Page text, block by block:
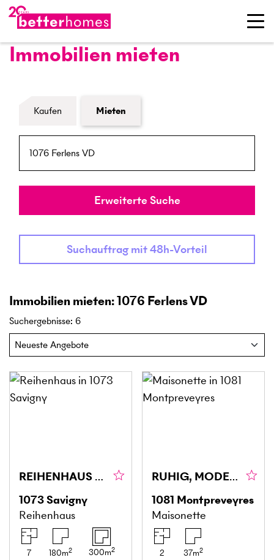
Immobilien mieten
Formular Immobiliensuche
Kaufen Mieten
Umkreis
Erweiterte Suche
Suchauftrag mit 48h-Vorteil
Immobilien mieten: 1076 Ferlens VD
Suchergebnisse: 6
REIHENHAUS MIT GROSSEM GARTEN UND TERRASSE
1073Savigny
Reihenhaus
7 180m2 300m2
RUHIG, MODERN UND NATURNAH
1081 Montpreveyres
Maisonette
2 37m2